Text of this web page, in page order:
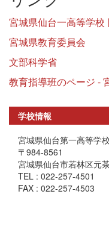
宮城県仙台一高等学校
宮城県教育委員会
文部科学省
教育指導班のページ -
学校情報
宮城県仙台第一高等学校
〒984-8561
宮城県仙台市若林区元
TEL : 022-257-4501
FAX : 022-257-4503